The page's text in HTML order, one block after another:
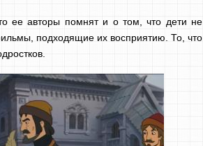
ее авторы помнят и о том, что дети не
подходящие их восприятию. То, что